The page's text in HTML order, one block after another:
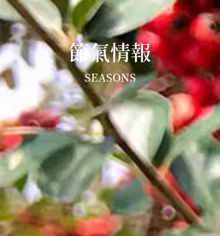
節氣情報
SEASONS